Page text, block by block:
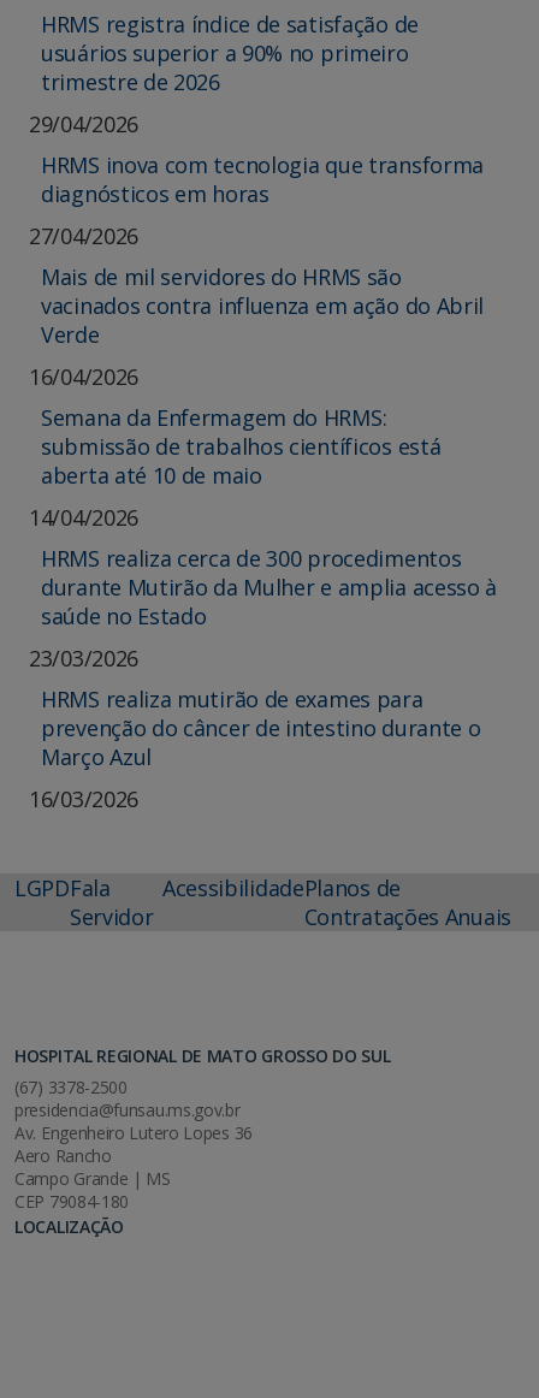
HRMS registra índice de satisfação de
usuários superior a 90% no primeiro
trimestre de 2026
29/04/2026
HRMS inova com tecnologia que transforma
diagnósticos em horas
27/04/2026
Mais de mil servidores do HRMS são
vacinados contra influenza em ação do Abril
Verde
16/04/2026
Semana da Enfermagem do HRMS:
submissão de trabalhos científicos está
aberta até 10 de maio
14/04/2026
HRMS realiza cerca de 300 procedimentos
durante Mutirão da Mulher e amplia acesso à
saúde no Estado
23/03/2026
HRMS realiza mutirão de exames para
prevenção do câncer de intestino durante o
Março Azul
16/03/2026
LGPDFala
Servidor
AcessibilidadePlanos de
Contratações Anuais
HOSPITAL REGIONAL DE MATO GROSSO DO SUL
(67) 3378-2500
presidencia@funsau.ms.gov.br
Av. Engenheiro Lutero Lopes 36
Aero Rancho
Campo Grande | MS
CEP 79084-180
LOCALIZAÇÃO